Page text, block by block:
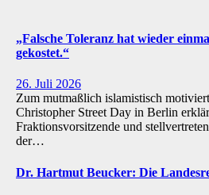
„Falsche Toleranz hat wieder
gekostet.“
26. Juli 2026
Zum mutmaßlich islamistisch
Christopher Street Day in Berlin
Fraktionsvorsitzende und
der…
Dr. Hartmut Beucker: Die